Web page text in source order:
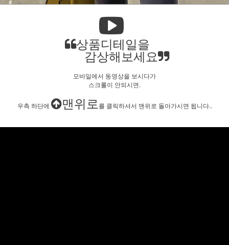
상품디테일을
감상해보세요
모바일에서 동영상을 보시다가
스크롤이 안되시면.
우측 하단에 맨위로 를 클릭하셔서 맨위로 돌아가시면 됩니다..